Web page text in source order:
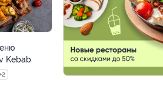
Kebab
+2